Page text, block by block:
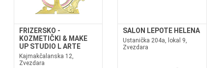
FRIZERSKO -
KOZMETIČKI & MAKE
UP STUDIO L ARTE
Kajmakčalanska 12,
Zvezdara
SALON LEPOTE HELENA
Ustanička 204a, lokal 9,
Zvezdara